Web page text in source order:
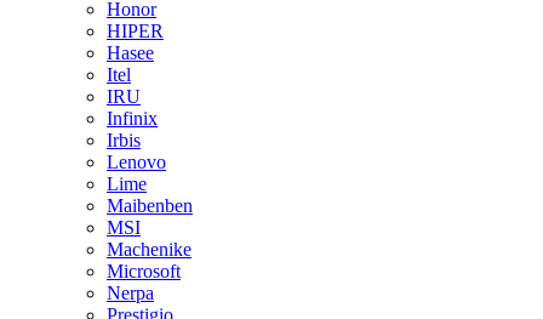
Honor
HIPER
Hasee
Itel
IRU
Infinix
Irbis
Lenovo
Lime
Maibenben
MSI
Machenike
Microsoft
Nerpa